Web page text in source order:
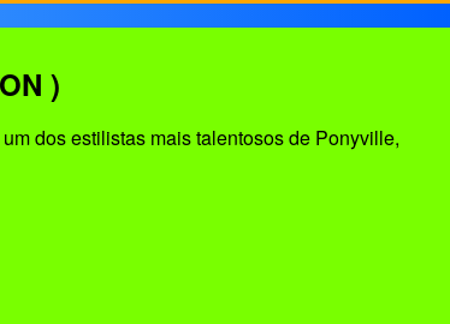
)
dos estilistas mais talentosos de Ponyville,